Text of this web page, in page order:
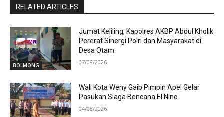
RELATED ARTICLES
BOLMONG
Jumat Keliling, Kapolres AKBP Abdul Kholik
Pererat Sinergi Polri dan Masyarakat di
Desa Otam
07/08/2026
Wali Kota Weny Gaib Pimpin Apel Gelar
Pasukan Siaga Bencana El Nino
04/08/2026